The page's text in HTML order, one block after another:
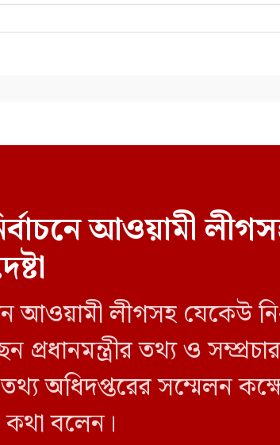
আওয়ামী
আওয়ামী লীগসহ যেকেউ
প্রধানমন্ত্রীর তথ্য ও
অধিদপ্তরের সম্মেলন
কথা বলেন।